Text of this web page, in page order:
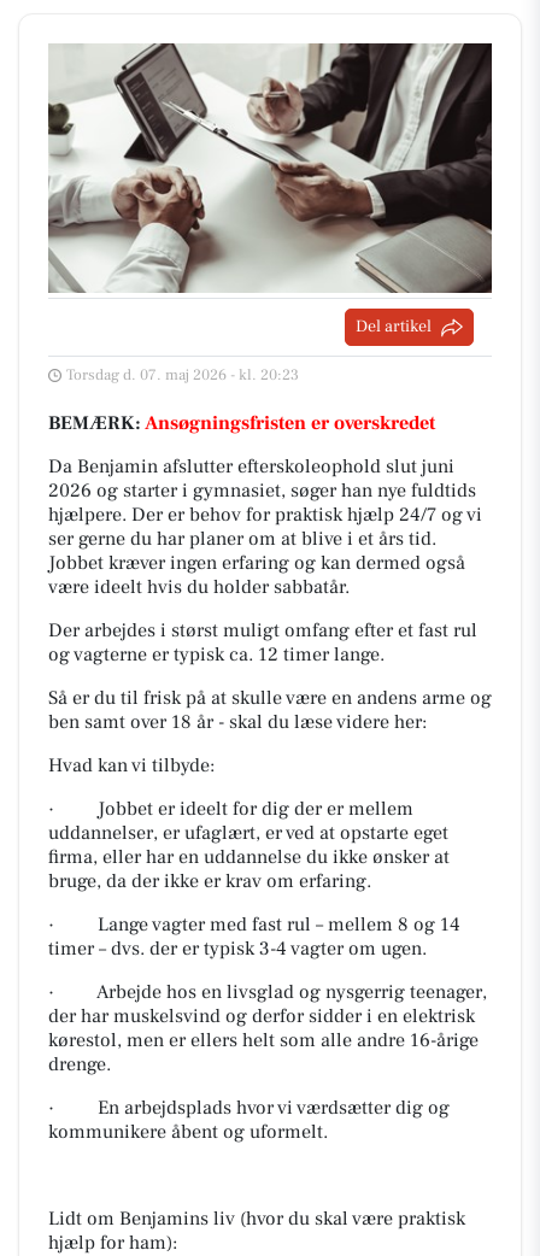
Del artikel
Torsdag d. 07. maj 2026 - kl. 20:23
BEMÆRK: Ansøgningsfristen er overskredet
Da Benjamin afslutter efterskoleophold slut juni
2026 og starter i gymnasiet, søger han nye fuldtids
hjælpere. Der er behov for praktisk hjælp 24/7 og vi
ser gerne du har planer om at blive i et års tid.
Jobbet kræver ingen erfaring og kan dermed også
være ideelt hvis du holder sabbatår.
Der arbejdes i størst muligt omfang efter et fast rul
og vagterne er typisk ca. 12 timer lange.
Så er du til frisk på at skulle være en andens arme og
ben samt over 18 år - skal du læse videre her:
Hvad kan vi tilbyde:
· Jobbet er ideelt for dig der er mellem
uddannelser, er ufaglært, er ved at opstarte eget
firma, eller har en uddannelse du ikke ønsker at
bruge, da der ikke er krav om erfaring.
· Lange vagter med fast rul – mellem 8 og 14
timer – dvs. der er typisk 3-4 vagter om ugen.
· Arbejde hos en livsglad og nysgerrig teenager,
der har muskelsvind og derfor sidder i en elektrisk
kørestol, men er ellers helt som alle andre 16-årige
drenge.
· En arbejdsplads hvor vi værdsætter dig og
kommunikere åbent og uformelt.
Lidt om Benjamins liv (hvor du skal være praktisk
hjælp for ham):